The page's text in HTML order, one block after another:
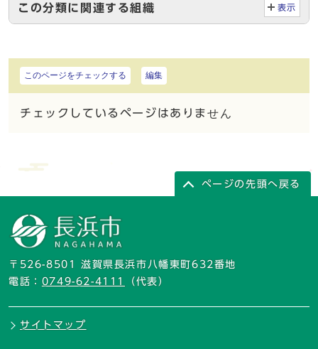
この分類に関連する組織 表示
このページをチェックする 編集
チェックしているページはありません
ページの先頭へ戻る
〒526-8501 滋賀県長浜市八幡東町632番地
電話： 0749-62-4111 （代表）
サイトマップ